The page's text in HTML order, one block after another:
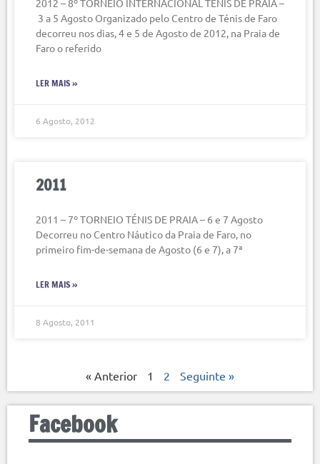
2012 – 8º TORNEIO INTERNACIONAL TÉNIS DE PRAIA –
3 a 5 Agosto Organizado pelo Centro de Ténis de Faro
decorreu nos dias, 4 e 5 de Agosto de 2012, na Praia de
Faro o referido
LER MAIS »
6 Agosto, 2012
2011
2011 – 7º TORNEIO TÉNIS DE PRAIA – 6 e 7 Agosto
Decorreu no Centro Náutico da Praia de Faro, no
primeiro fim-de-semana de Agosto (6 e 7), a 7ª
LER MAIS »
8 Agosto, 2011
« Anterior 1 2 Seguinte »
Facebook